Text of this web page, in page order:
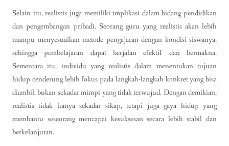
Selain itu, realistis juga memiliki implikasi dalam bidang pendidikan
dan pengembangan pribadi. Seorang guru yang realistis akan lebih
mampu menyesuaikan metode pengajaran dengan kondisi siswanya,
sehingga pembelajaran dapat berjalan efektif dan bermakna.
Sementara itu, individu yang realistis dalam menentukan tujuan
hidup cenderung lebih fokus pada langkah-langkah konkret yang bisa
diambil, bukan sekadar mimpi yang tidak terwujud. Dengan demikian,
realistis tidak hanya sekadar sikap, tetapi juga gaya hidup yang
membantu seseorang mencapai kesuksesan secara lebih stabil dan
berkelanjutan.